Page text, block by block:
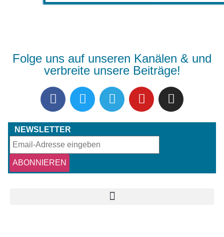
Folge uns auf unseren Kanälen & und
verbreite unsere Beiträge!
NEWSLETTER